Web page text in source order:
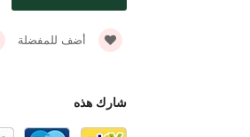
أضف للمفضلة
شارك هذه